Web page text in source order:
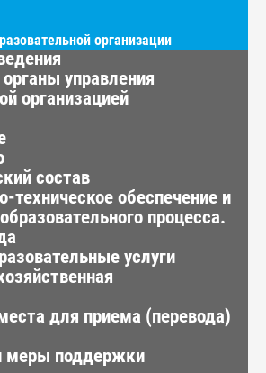
организации
управления
организацией
состав
техническое обеспечение и
процесса.
услуги
для приема (перевода)
меры поддержки